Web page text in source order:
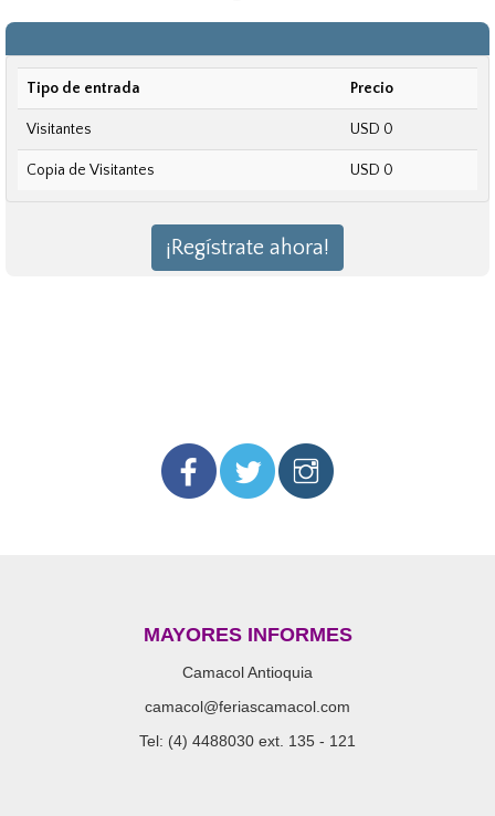
Tipo de entrada Precio
Visitantes USD 0
Copia de Visitantes USD 0
¡Regístrate ahora!
MAYORES INFORMES
Camacol Antioquia
camacol@feriascamacol.com
Tel: (4) 4488030 ext. 135 - 121